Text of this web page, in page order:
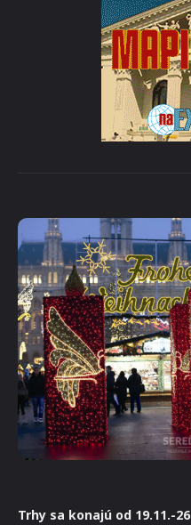
Trhy sa konajú od 19.11.-